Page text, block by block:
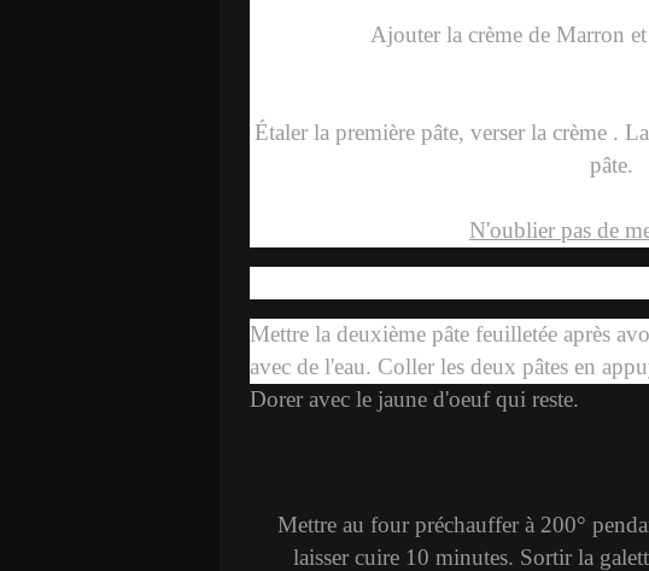
Ajouter la crème de Marron
Étaler la première pâte, verser la crème .
pâte.
N'oublier pas de
Mettre la deuxième pâte feuilletée après
avec de l'eau. Coller les deux pâtes en
Dorer avec le jaune d'oeuf qui reste.
Mettre au four préchauffer à 200°
laisser cuire 10 minutes. Sortir la